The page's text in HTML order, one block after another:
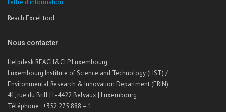
Lettre d'information
Reach Excel tool
Nous contacter
Helpdesk REACH&CLP Luxembourg
Luxembourg Institute of Science and Technology (LIST) /
Environmental Research & Innovation Department (ERIN)
41, rue du Brill | L-4422 Belvaux | Luxembourg
Téléphone : +352 275 888 – 1